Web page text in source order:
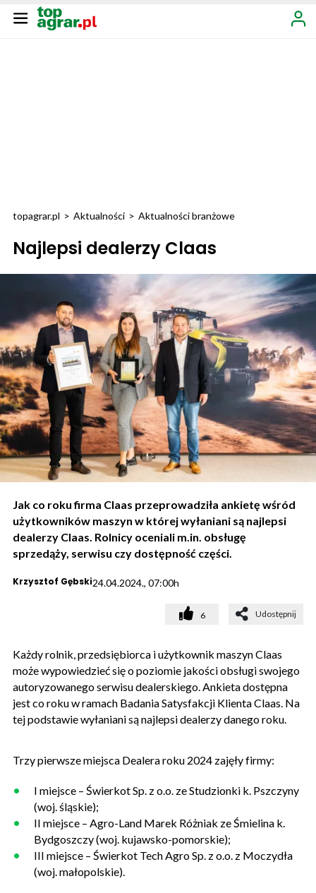
topagrar.pl > Aktualności > Aktualności branżowe
Najlepsi dealerzy Claas
Jak co roku firma Claas przeprowadziła ankietę wśród
użytkowników maszyn w której wyłaniani są najlepsi
dealerzy Claas. Rolnicy oceniali m.in. obsługę
sprzedąży, serwisu czy dostępność części.
Krzysztof Gębski24.04.2024., 07:00h
6 Udostępnij
Każdy rolnik, przedsiębiorca i użytkownik maszyn Claas
może wypowiedzieć się o poziomie jakości obsługi swojego
autoryzowanego serwisu dealerskiego. Ankieta dostępna
jest co roku w ramach Badania Satysfakcji Klienta Claas. Na
tej podstawie wyłaniani są najlepsi dealerzy danego roku.
Trzy pierwsze miejsca Dealera roku 2024 zajęły firmy:
I miejsce – Świerkot Sp. z o.o. ze Studzionki k. Pszczyny
(woj. śląskie);
II miejsce – Agro-Land Marek Różniak ze Śmielina k.
Bydgoszczy (woj. kujawsko-pomorskie);
III miejsce – Świerkot Tech Agro Sp. z o.o. z Moczydła
(woj. małopolskie).